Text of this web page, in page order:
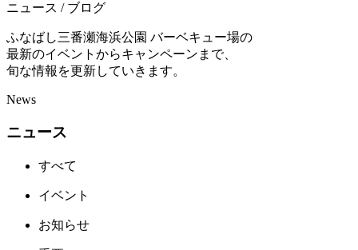
ニュース / ブログ
ふなばし三番瀬海浜公園 バーベキュー場の
最新のイベントからキャンペーンまで、
旬な情報を更新していきます。
News
ニュース
すべて
イベント
お知らせ